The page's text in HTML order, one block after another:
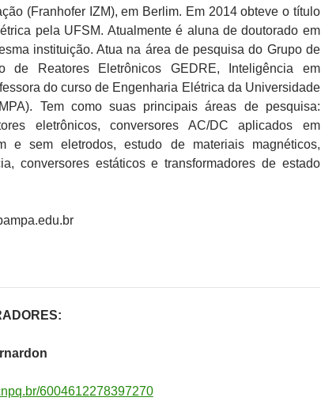
(Franhofer IZM), em Berlim. Em 2014 obteve o título
pela UFSM. Atualmente é aluna de doutorado em
instituição. Atua na área de pesquisa do Grupo de
de Reatores Eletrônicos GEDRE, Inteligência em
do curso de Engenharia Elétrica da Universidade
Tem como suas principais áreas de pesquisa:
eletrônicos, conversores AC/DC aplicados em
e sem eletrodos, estudo de materiais magnéticos,
conversores estáticos e transformadores de estado
6004612278397270